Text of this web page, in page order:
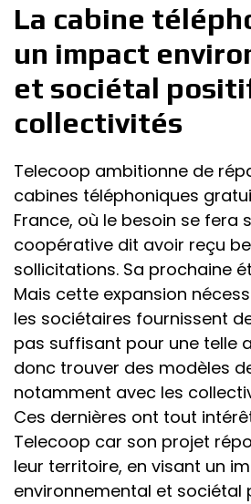
La cabine
un impact
et sociétal
collectivités
Telecoop ambitionne de
cabines téléphoniques
France, où le besoin se fera
coopérative dit avoir reçu
sollicitations. Sa prochaine
Mais cette expansion
les sociétaires fournissent
pas suffisant pour une telle
donc trouver des modèles
notamment avec les
Ces dernières ont tout
Telecoop car son projet
leur territoire, en visant un
environnemental et sociétal